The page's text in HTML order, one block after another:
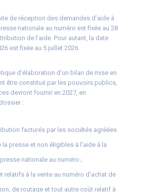
de réception des demandes d’aide à
nationale au numéro est fixée au 28
de l’aide. Pour autant, la date
est fixée au 5 juillet 2026.
d’élaboration d’un bilan de mise en
être constitué par les pouvoirs publics,
devront fournir en 2027, en
:
facturés par les sociétés agréées
presse et non éligibles à l’aide à la
nationale au numéro ;
relatifs à la vente au numéro d’achat de
de routage et tout autre coût relatif à